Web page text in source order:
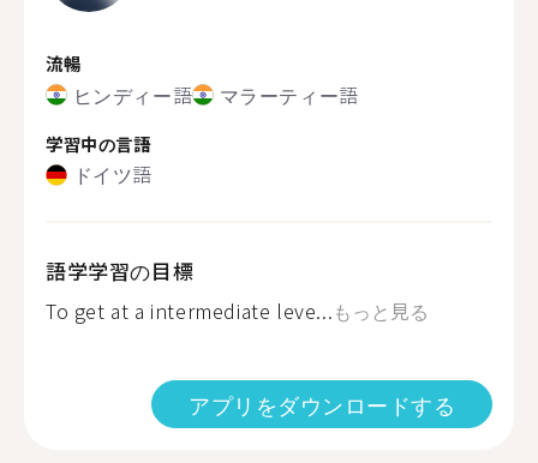
流暢
ヒンディー語 マラーティー語
学習中の言語
ドイツ語
語学学習の目標
To get at a intermediate leve...もっと見る
アプリをダウンロードする